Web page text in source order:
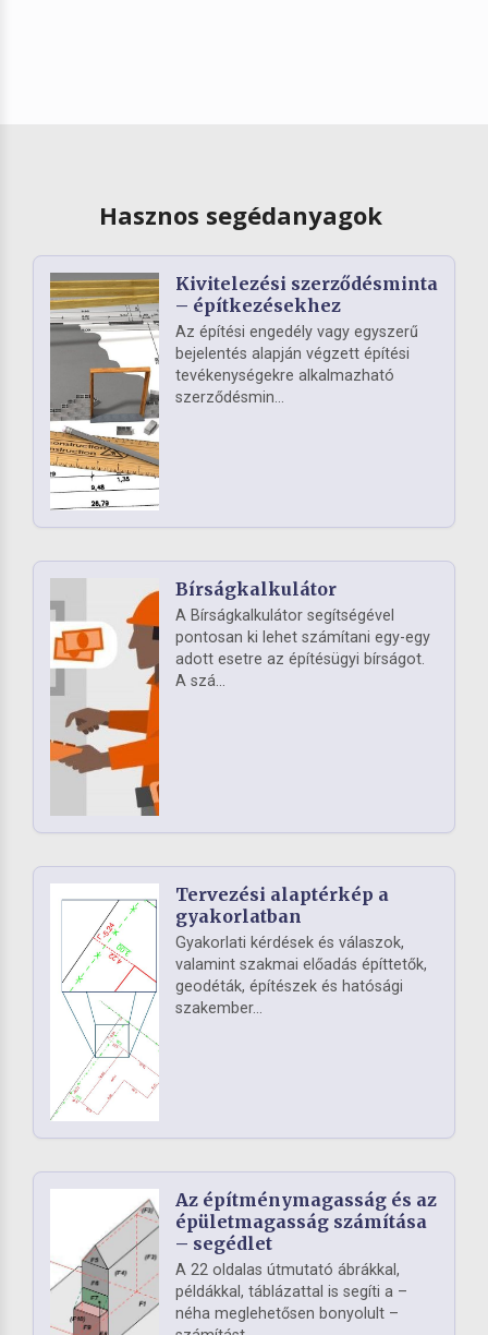
Hasznos segédanyagok
Kivitelezési szerződésminta
– építkezésekhez
Az építési engedély vagy egyszerű
bejelentés alapján végzett építési
tevékenységekre alkalmazható
szerződésmin...
Bírságkalkulátor
A Bírságkalkulátor segítségével
pontosan ki lehet számítani egy-egy
adott esetre az építésügyi bírságot.
A szá...
Tervezési alaptérkép a
gyakorlatban
Gyakorlati kérdések és válaszok,
valamint szakmai előadás építtetők,
geodéták, építészek és hatósági
szakember...
Az építménymagasság és az
épületmagasság számítása
– segédlet
A 22 oldalas útmutató ábrákkal,
példákkal, táblázattal is segíti a –
néha meglehetősen bonyolult –